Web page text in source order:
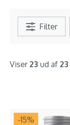
Filter
Viser 23 ud af 23
-15%